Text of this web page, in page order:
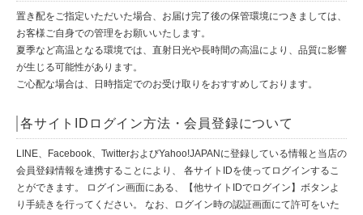
置き配をご指定いただいた場合、お届け完了後の保管環境につきましては、
お客様ご自身での管理をお願いいたします。
夏季など高温となる環境では、直射日光や長時間の高温により、品質に影響
が生じる可能性があります。
ご心配な場合は、日時指定でのお受け取りをおすすめしております。
各サイトIDログイン方法・会員登録について
LINE、Facebook、TwitterおよびYahoo!JAPANに登録している情報と当店の
会員登録情報を連携することにより、 各サイトIDを使ってログインするこ
とができます。 ログイン画面にある、【他サイトIDでログイン】ボタンよ
り手続きを行ってください。 なお、ログイン時の認証画面にて許可をいた